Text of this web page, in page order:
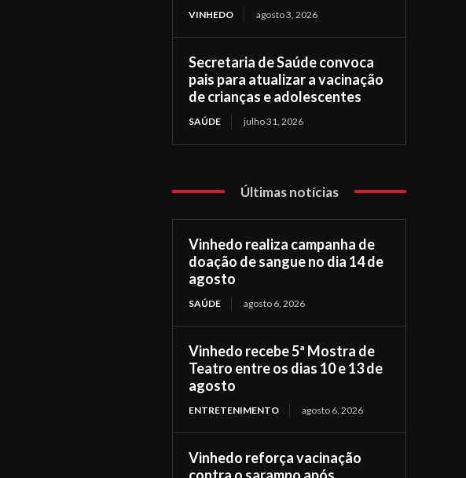
VINHEDO agosto 3, 2026
Secretaria de Saúde convoca
pais para atualizar a vacinação
de crianças e adolescentes
SAÚDE julho 31, 2026
Últimas notícias
Vinhedo realiza campanha de
doação de sangue no dia 14 de
agosto
SAÚDE agosto 6, 2026
Vinhedo recebe 5ª Mostra de
Teatro entre os dias 10 e 13 de
agosto
ENTRETENIMENTO agosto 6, 2026
Vinhedo reforça vacinação